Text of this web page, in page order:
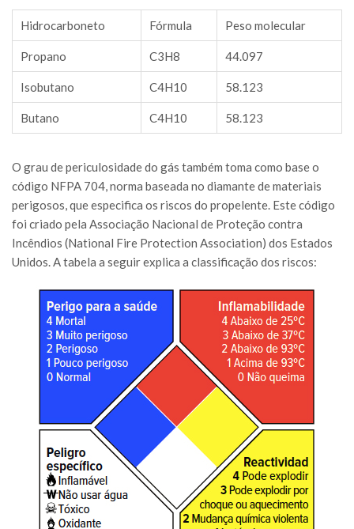
Hidrocarboneto Fórmula Peso molecular
Propano C3H8 44.097
Isobutano C4H10 58.123
Butano C4H10 58.123
O grau de periculosidade do gás também toma como base o
código NFPA 704, norma baseada no diamante de materiais
perigosos, que especifica os riscos do propelente. Este código
foi criado pela Associação Nacional de Proteção contra
Incêndios (National Fire Protection Association) dos Estados
Unidos. A tabela a seguir explica a classificação dos riscos: